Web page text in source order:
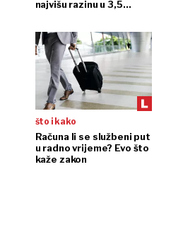
najvišu razinu u 3,5
što i kako
Računa li se službeni put
u radno vrijeme? Evo što
kaže zakon